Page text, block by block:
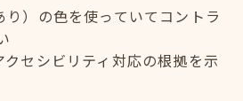
）の色を使っていてコントラ
セシビリティ対応の根拠を示